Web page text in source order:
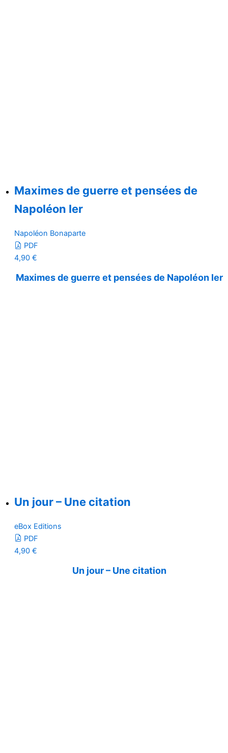
Maximes de guerre et pensées de
Napoléon Ier
Napoléon Bonaparte
PDF
4,90 €
Maximes de guerre et pensées de Napoléon Ier
Un jour – Une citation
eBox Editions
PDF
4,90 €
Un jour – Une citation